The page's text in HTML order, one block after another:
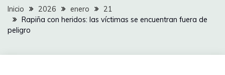
Inicio 2026 enero
21
Rapiña con heridos: las víctimas se encuentran fuera de
peligro